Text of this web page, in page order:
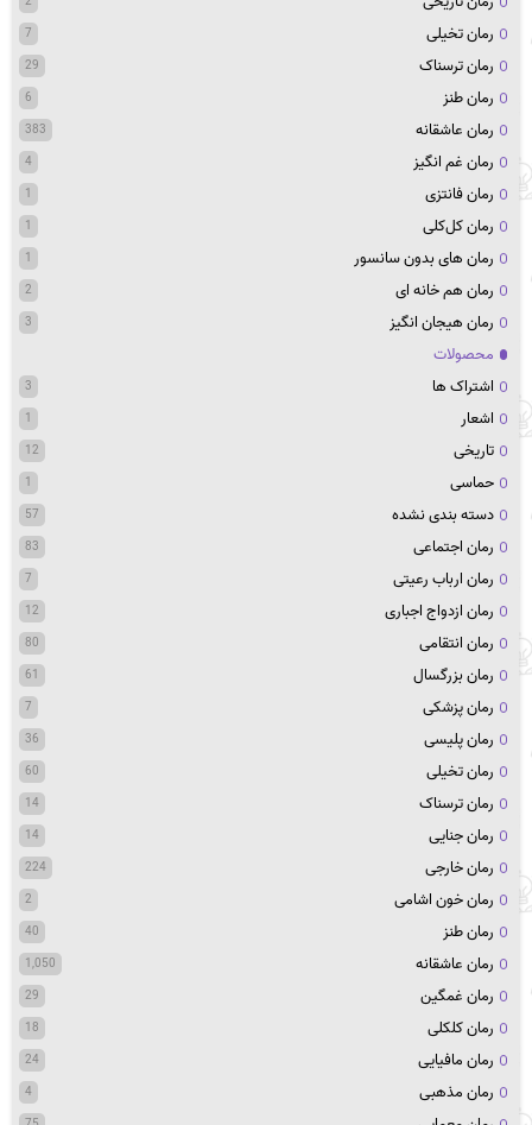
رمان تخیلی 7
رمان ترسناک 29
رمان طنز 6
رمان عاشقانه 383
رمان غم انگیز 4
رمان فانتزی 1
رمان کل‌کلی 1
رمان های بدون سانسور 1
رمان هم خانه ای 2
رمان هیجان انگیز 3
محصولات
اشتراک ها
3
اشعار 1
تاریخی 12
حماسی 1
دسته بندی نشده 57
رمان اجتماعی 83
رمان ارباب رعیتی 7
رمان ازدواج اجباری 12
رمان انتقامی 80
رمان بزرگسال 61
رمان پزشکی 7
رمان پلیسی 36
رمان تخیلی 60
رمان ترسناک 14
رمان جنایی 14
رمان خارجی 224
رمان خون اشامی 2
رمان طنز 40
رمان عاشقانه 1,050
رمان غمگین 29
رمان کلکلی 18
رمان مافیایی 24
رمان مذهبی 4